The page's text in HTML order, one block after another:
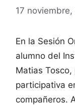
17 noviembre,
En la Sesión
alumno del
Matias
participativa
compañeros.